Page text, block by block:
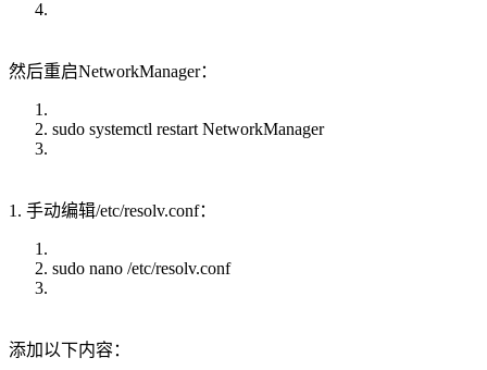
然后重启NetworkManager：
sudo systemctl restart NetworkManager
1. 手动编辑/etc/resolv.conf：
sudo nano /etc/resolv.conf
添加以下内容：